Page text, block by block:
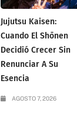
Jujutsu Kaisen:
Cuando El Shōnen
Decidió Crecer Sin
Renunciar A Su
Esencia
AGOSTO 7, 2026